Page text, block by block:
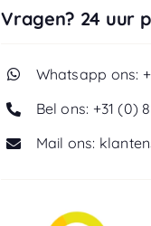
Vragen? 24 uur
Whatsapp ons:
Bel ons: +31 (0)
Mail ons: